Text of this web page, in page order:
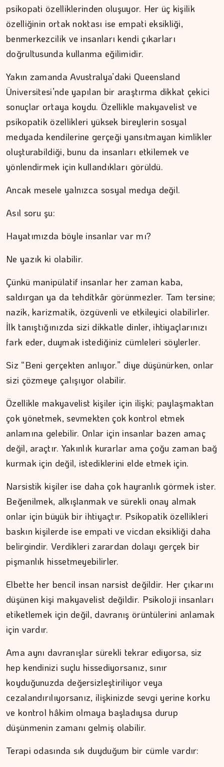
psikopati özelliklerinden oluşuyor. Her üç kişilik
özelliğinin ortak noktası ise empati eksikliği,
benmerkezcilik ve insanları kendi çıkarları
doğrultusunda kullanma eğilimidir.
Yakın zamanda Avustralya’daki Queensland
Üniversitesi’nde yapılan bir araştırma dikkat çekici
sonuçlar ortaya koydu. Özellikle makyavelist ve
psikopatik özellikleri yüksek bireylerin sosyal
medyada kendilerine gerçeği yansıtmayan kimlikler
oluşturabildiği, bunu da insanları etkilemek ve
yönlendirmek için kullandıkları görüldü.
Ancak mesele yalnızca sosyal medya değil.
Asıl soru şu:
Hayatımızda böyle insanlar var mı?
Ne yazık ki olabilir.
Çünkü manipülatif insanlar her zaman kaba,
saldırgan ya da tehditkâr görünmezler. Tam tersine;
nazik, karizmatik, özgüvenli ve etkileyici olabilirler.
İlk tanıştığınızda sizi dikkatle dinler, ihtiyaçlarınızı
fark eder, duymak istediğiniz cümleleri söylerler.
Siz “Beni gerçekten anlıyor.” diye düşünürken, onlar
sizi çözmeye çalışıyor olabilir.
Özellikle makyavelist kişiler için ilişki; paylaşmaktan
çok yönetmek, sevmekten çok kontrol etmek
anlamına gelebilir. Onlar için insanlar bazen amaç
değil, araçtır. Yakınlık kurarlar ama çoğu zaman bağ
kurmak için değil, istediklerini elde etmek için.
Narsistik kişiler ise daha çok hayranlık görmek ister.
Beğenilmek, alkışlanmak ve sürekli onay almak
onlar için büyük bir ihtiyaçtır. Psikopatik özellikleri
baskın kişilerde ise empati ve vicdan eksikliği daha
belirgindir. Verdikleri zarardan dolayı gerçek bir
pişmanlık hissetmeyebilirler.
Elbette her bencil insan narsist değildir. Her çıkarını
düşünen kişi makyavelist değildir. Psikoloji insanları
etiketlemek için değil, davranış örüntülerini anlamak
için vardır.
Ama aynı davranışlar sürekli tekrar ediyorsa, siz
hep kendinizi suçlu hissediyorsanız, sınır
koyduğunuzda değersizleştiriliyor veya
cezalandırılıyorsanız, ilişkinizde sevgi yerine korku
ve kontrol hâkim olmaya başladıysa durup
düşünmenin zamanı gelmiş olabilir.
Terapi odasında sık duyduğum bir cümle vardır:
Kadim tıptan günümüze…
ŞAFAK GÜVEN
Şehzadeler şehri Manisa
İPEK KOCAMAN
Kitap kafenin rafları arasında…